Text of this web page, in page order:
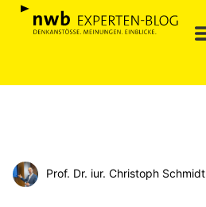
Prof. Dr. iur. Christoph Schmidt